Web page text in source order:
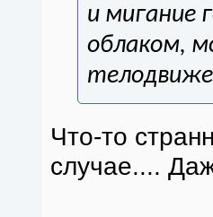
и мигание
облаком,
Что-то
случае....